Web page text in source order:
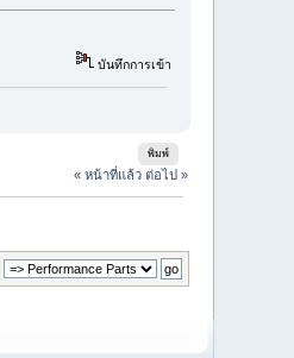
บันทึกการเข้า
พิมพ์
« หน้าที่แล้ว ต่อไป »